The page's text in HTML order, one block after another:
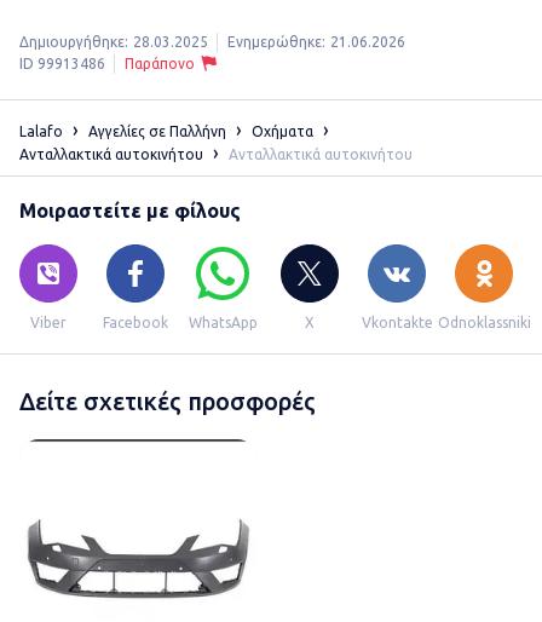
Δημιουργήθηκε: 28.03.2025 Ενημερώθηκε: 21.06.2026
ID 99913486
Παράπονο
Lalafo Αγγελίες σε Παλλήνη
Οχήματα
Ανταλλακτικά αυτοκινήτου
Ανταλλακτικά αυτοκινήτου
Μοιραστείτε με φίλους
Viber Facebook WhatsApp X Vkontakte Odnoklassniki
Δείτε σχετικές προσφορές